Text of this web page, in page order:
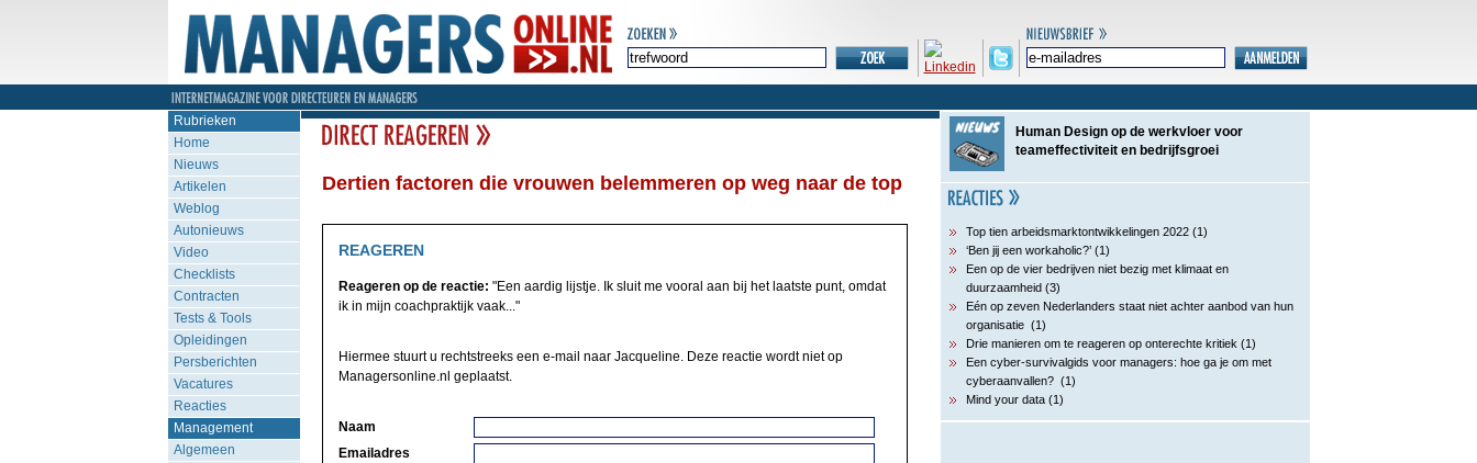
Rubrieken
Home
Nieuws
Artikelen
Weblog
Autonieuws
Video
Checklists
Contracten
Tests & Tools
Opleidingen
Persberichten
Vacatures
Reacties
Management
Algemeen
Dertien factoren die vrouwen belemmeren op weg naar de top
REAGEREN
Reageren op de reactie: "Een aardig lijstje. Ik sluit me vooral aan bij het laatste punt, omdat
ik in mijn coachpraktijk vaak..."
Hiermee stuurt u rechtstreeks een e-mail naar Jacqueline. Deze reactie wordt niet op
Managersonline.nl geplaatst.
Naam
Emailadres
Human Design op de werkvloer voor
teameffectiviteit en bedrijfsgroei
Top tien arbeidsmarktontwikkelingen 2022 (1)
‘Ben jij een workaholic?’ (1)
Een op de vier bedrijven niet bezig met klimaat en
duurzaamheid (3)
Eén op zeven Nederlanders staat niet achter aanbod van hun
organisatie (1)
Drie manieren om te reageren op onterechte kritiek (1)
Een cyber-survivalgids voor managers: hoe ga je om met
cyberaanvallen? (1)
Mind your data (1)